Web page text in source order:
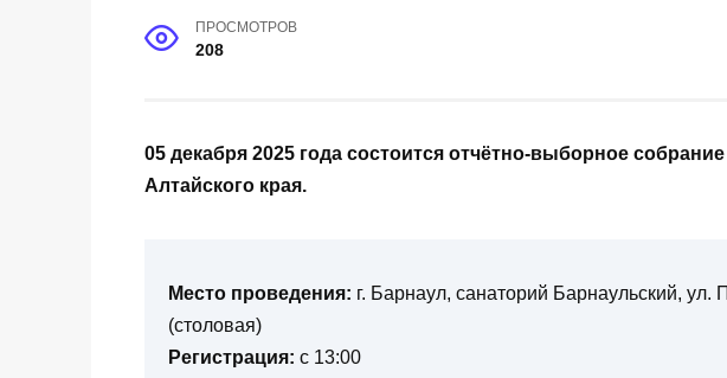
ПРОСМОТРОВ
208
05 декабря 2025 года состоится отчётно-выборное
Алтайского края.
Место проведения: г. Барнаул, санаторий Барнаульский, ул.
(столовая)
Регистрация: с 13:00